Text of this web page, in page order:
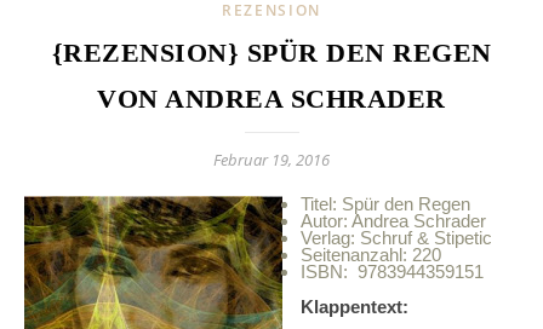
REZENSION
{REZENSION} SPÜR DEN REGEN
VON ANDREA SCHRADER
Februar 19, 2016
Titel: Spür den Regen
Autor: Andrea Schrader
Verlag: Schruf & Stipetic
Seitenanzahl: 220
ISBN: 9783944359151
Klappentext: